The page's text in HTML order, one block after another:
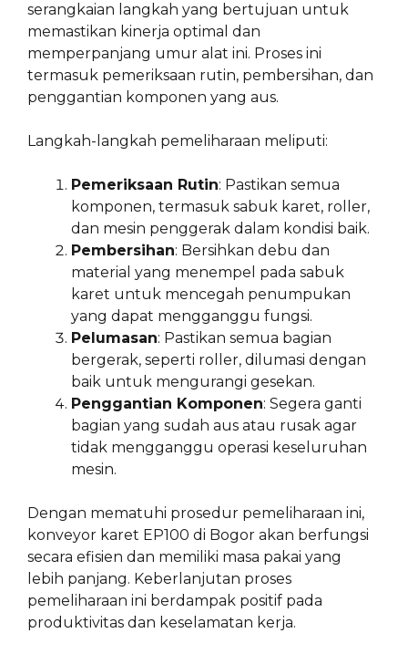
serangkaian langkah yang bertujuan untuk
memastikan kinerja optimal dan
memperpanjang umur alat ini. Proses ini
termasuk pemeriksaan rutin, pembersihan, dan
penggantian komponen yang aus.
Langkah-langkah pemeliharaan meliputi:
Pemeriksaan Rutin: Pastikan semua
komponen, termasuk sabuk karet, roller,
dan mesin penggerak dalam kondisi baik.
Pembersihan: Bersihkan debu dan
material yang menempel pada sabuk
karet untuk mencegah penumpukan
yang dapat mengganggu fungsi.
Pelumasan: Pastikan semua bagian
bergerak, seperti roller, dilumasi dengan
baik untuk mengurangi gesekan.
Penggantian Komponen: Segera ganti
bagian yang sudah aus atau rusak agar
tidak mengganggu operasi keseluruhan
mesin.
Dengan mematuhi prosedur pemeliharaan ini,
konveyor karet EP100 di Bogor akan berfungsi
secara efisien dan memiliki masa pakai yang
lebih panjang. Keberlanjutan proses
pemeliharaan ini berdampak positif pada
produktivitas dan keselamatan kerja.